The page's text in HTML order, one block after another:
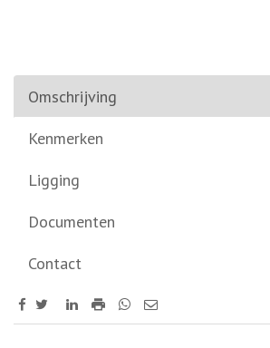
Omschrijving
Kenmerken
Ligging
Documenten
Contact